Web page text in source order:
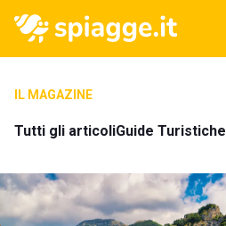
IL MAGAZINE
Tutti gli articoliGuide Turistiche